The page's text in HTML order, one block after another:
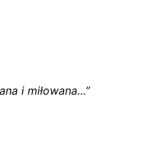
i miłowana…”